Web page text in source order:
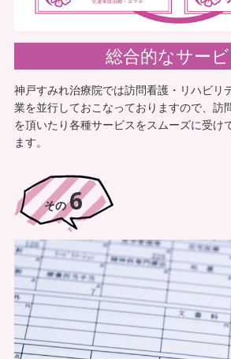
総合的なサー
神戸すみれ治療院では訪問看護・リハビリ
業を並行しておこなっておりますので、訪
を頂いたり各種サービスをスムーズに受け
ます。
その6
ろ、同僚の職員にすみれさんの存在
最初はそのようなサービスがあること
んでした。初回に無料体験が有ると
こに私も同席し、利用者様と一緒に
せて頂いたのですが、そのような制度
利用しておけば良かったと思います。
その後かかりつけ医の先生から同意書
療を開始しました。麻痺側の治療だけ
やトレーニングをしてくれると利用者
れておられます。歩行状態も徐々に
ますし、月ごとに利用者様の状態を
出してくださったり、何か変化があ